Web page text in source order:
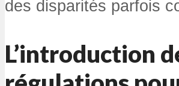
des disparités parfois
L’introduction